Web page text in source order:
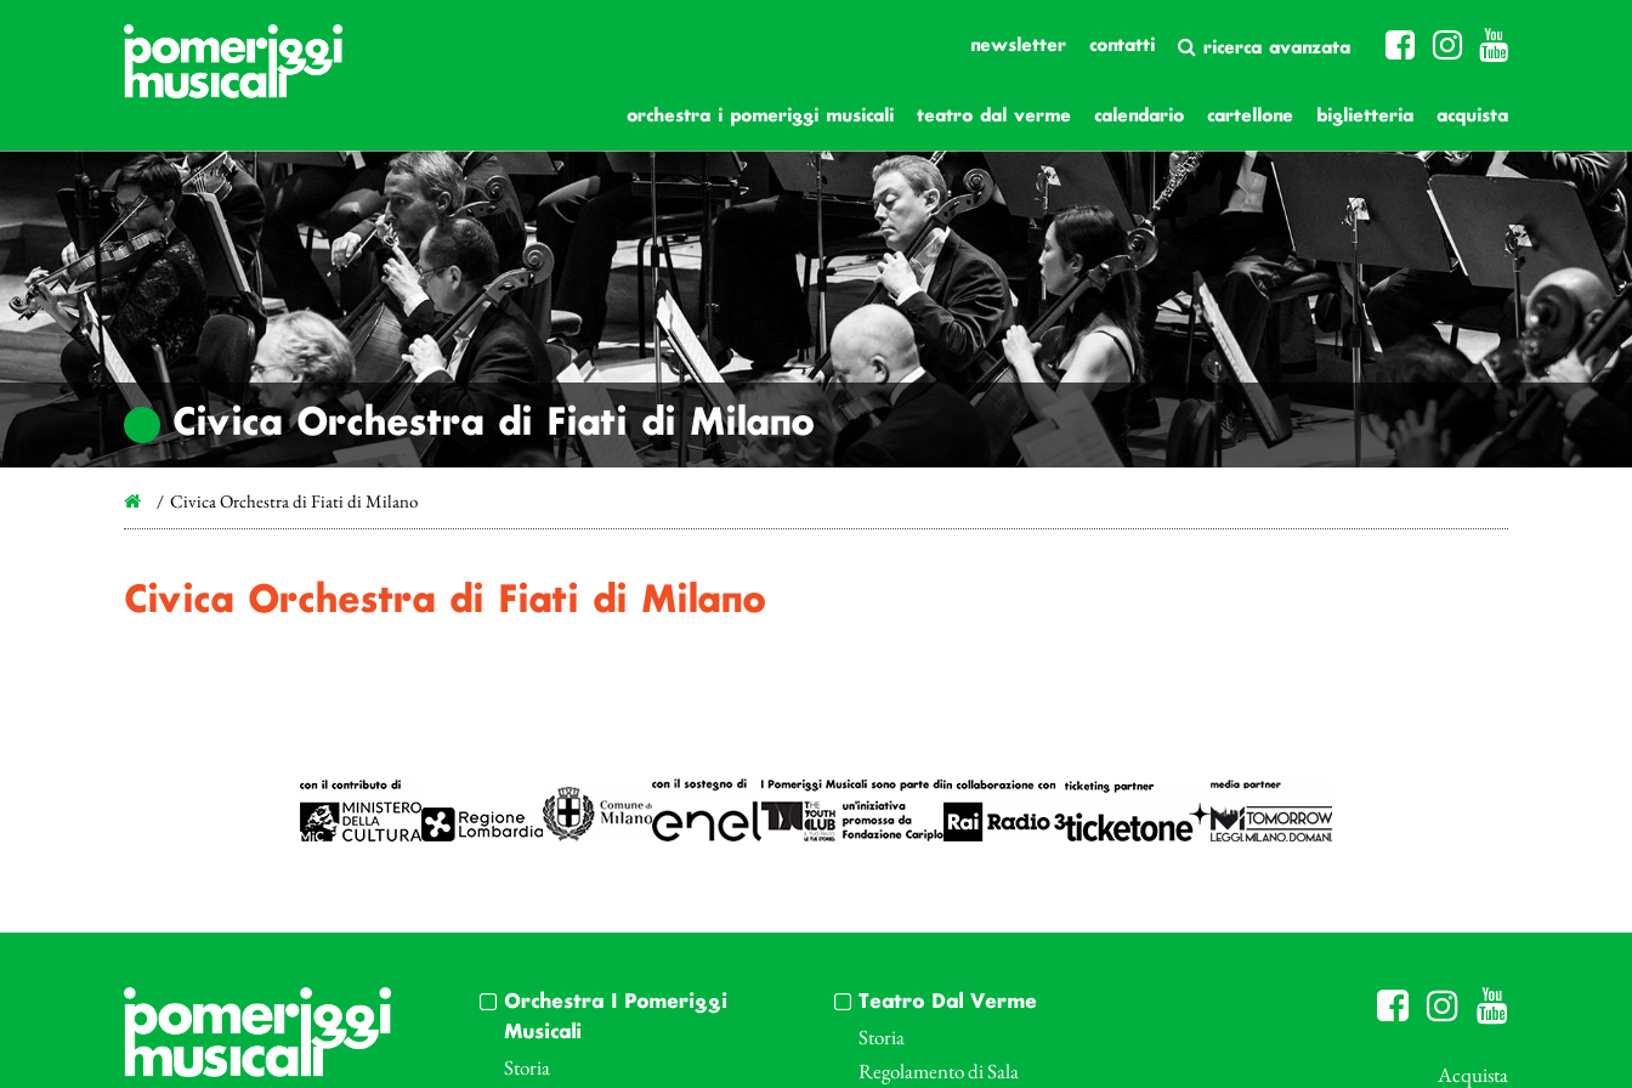
newsletter contatti ricerca avanzata
orchestra i pomeriggi musicali teatro dal verme calendario cartellone biglietteria acquista
Civica Orchestra di Fiati di Milano
Civica Orchestra di Fiati di Milano
Civica Orchestra di Fiati di Milano
Orchestra I Pomeriggi
Musicali
Storia
Teatro Dal Verme
Storia
Regolamento di Sala
Acquista